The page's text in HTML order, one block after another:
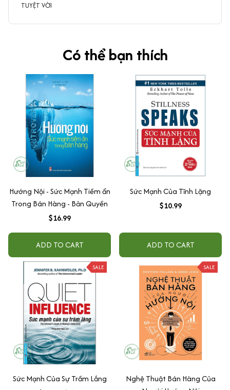
TUYỆT VỜI
Có thể bạn thích
Hướng Nội - Sức Mạnh Tiềm ẩn
Trong Bán Hàng - Bản Quyền
$16.99
ADD TO CART
Sức Mạnh Của Tĩnh Lặng
$10.99
ADD TO CART
SALE
Sức Mạnh Của Sự Trầm Lắng
SALE
Nghệ Thuật Bán Hàng Của